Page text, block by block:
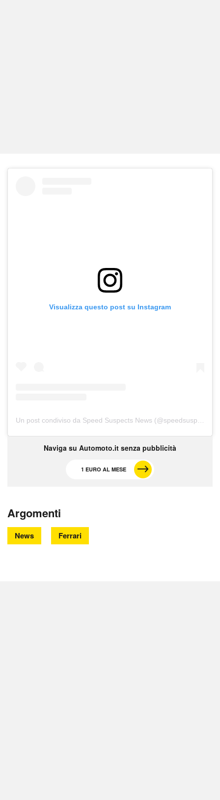
Visualizza questo post su Instagram
Un post condiviso da Speed Suspects News (@speedsuspectsnews)
Naviga su Automoto.it senza pubblicità
1 EURO AL MESE
Argomenti
News Ferrari